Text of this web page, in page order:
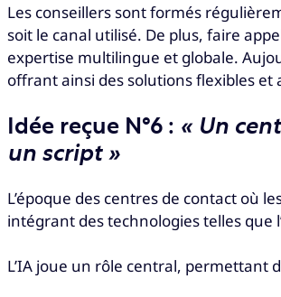
Les conseillers sont formés
soit le canal utilisé. De plus, faire
expertise multilingue et globale.
offrant ainsi des solutions flexibles
Idée reçue N°6 : « Un
un script »
L’époque des centres de contact où
intégrant des technologies telles que
L’IA joue un rôle central, permettant